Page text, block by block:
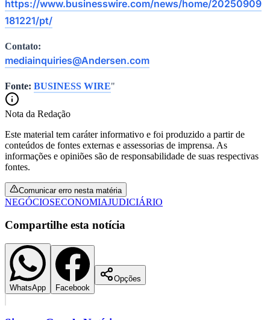
Corinthians
https://www.businesswire.com/news/home/20250909
181221/pt/
Contato:
mediainquiries@Andersen.com
Fonte: BUSINESS WIRE"
Nota da Redação
Este material tem caráter informativo e foi produzido a partir de
conteúdos de fontes externas e assessorias de imprensa. As
informações e opiniões são de responsabilidade de suas respectivas
fontes.
Comunicar erro nesta matéria
NEGÓCIOSECONOMIAJUDICIÁRIO
Compartilhe esta notícia
WhatsApp Facebook
Opções